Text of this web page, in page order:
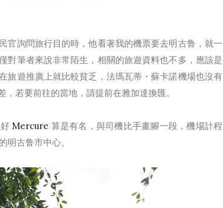
官詢問旅行目的時，他看著我的機票要去明古鲁，就一
對筆者來說非常陌生，相關的旅遊資料也不多，應該是
旅遊推廣上就比較貧乏，法瑪瓦蒂・蘇卡諾機場也沒有
若要前往的當地，請提前在雅加達換匯。
Mercure 算是有名，與司機比手畫腳一段，機場計程
明古鲁市中心。